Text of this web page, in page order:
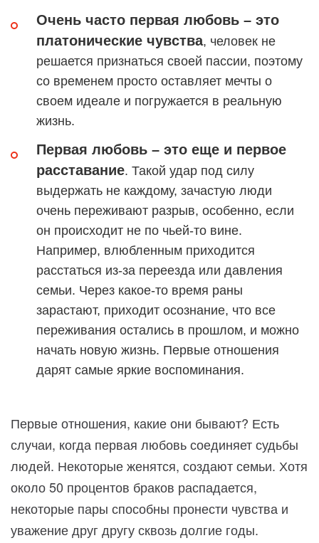
Очень часто первая любовь – это
платонические чувства, человек не
решается признаться своей пассии, поэтому
со временем просто оставляет мечты о
своем идеале и погружается в реальную
жизнь.
Первая любовь – это еще и первое
расставание. Такой удар под силу
выдержать не каждому, зачастую люди
очень переживают разрыв, особенно, если
он происходит не по чьей-то вине.
Например, влюбленным приходится
расстаться из-за переезда или давления
семьи. Через какое-то время раны
зарастают, приходит осознание, что все
переживания остались в прошлом, и можно
начать новую жизнь. Первые отношения
дарят самые яркие воспоминания.
Первые отношения, какие они бывают? Есть
случаи, когда первая любовь соединяет судьбы
людей. Некоторые женятся, создают семьи. Хотя
около 50 процентов браков распадается,
некоторые пары способны пронести чувства и
уважение друг другу сквозь долгие годы.